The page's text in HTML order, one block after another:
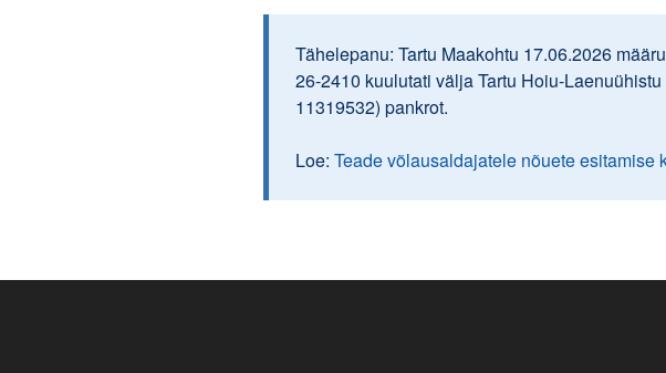
Tähelepanu: Tartu Maakohtu 17.06.2026
26-2410 kuulutati välja Tartu Hoiu-
11319532) pankrot.
Loe: Teade võlausaldajatele nõuete esitamise